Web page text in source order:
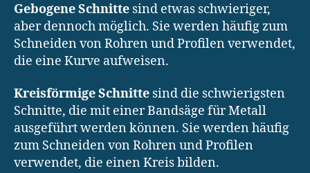
Gebogene Schnitte sind etwas schwieriger,
aber dennoch möglich. Sie werden häufig zum
Schneiden von Rohren und Profilen verwendet,
die eine Kurve aufweisen.
Kreisförmige Schnitte sind die schwierigsten
Schnitte, die mit einer Bandsäge für Metall
ausgeführt werden können. Sie werden häufig
zum Schneiden von Rohren und Profilen
verwendet, die einen Kreis bilden.